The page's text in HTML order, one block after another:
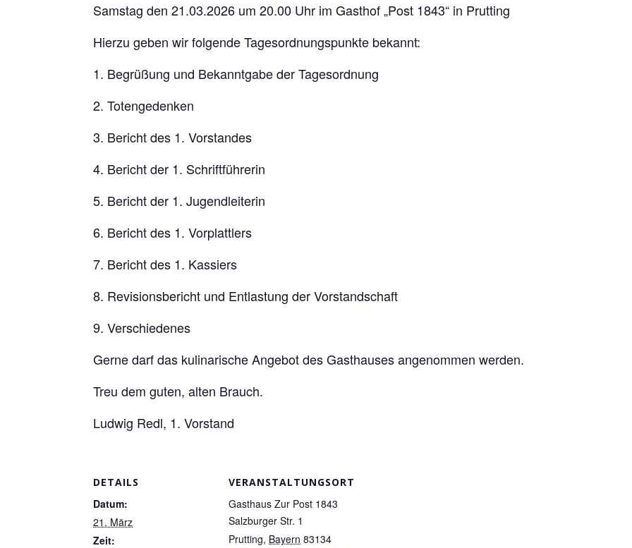
Samstag den 21.03.2026 um 20.00 Uhr im Gasthof „Post 1843“ in Prutting
Hierzu geben wir folgende Tagesordnungspunkte bekannt:
1. Begrüßung und Bekanntgabe der Tagesordnung
2. Totengedenken
3. Bericht des 1. Vorstandes
4. Bericht der 1. Schriftführerin
5. Bericht der 1. Jugendleiterin
6. Bericht des 1. Vorplattlers
7. Bericht des 1. Kassiers
8. Revisionsbericht und Entlastung der Vorstandschaft
9. Verschiedenes
Gerne darf das kulinarische Angebot des Gasthauses angenommen werden.
Treu dem guten, alten Brauch.
Ludwig Redl, 1. Vorstand
DETAILS
Datum:
21. März
Zeit:
VERANSTALTUNGSORT
Gasthaus Zur Post 1843
Salzburger Str. 1
Prutting, Bayern 83134